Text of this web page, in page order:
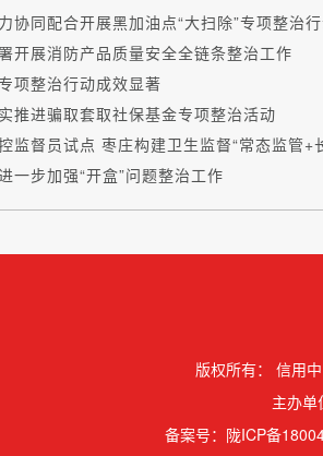
协同配合开展黑加油点“大扫除”专项整治
开展消防产品质量安全全链条整治工作
项整治行动成效显著
推进骗取套取社保基金专项整治活动
监督员试点 枣庄构建卫生监督“常态监管+
一步加强“开盒”问题整治工作
版权所有：
信用
主办
备案号： 陇ICP备